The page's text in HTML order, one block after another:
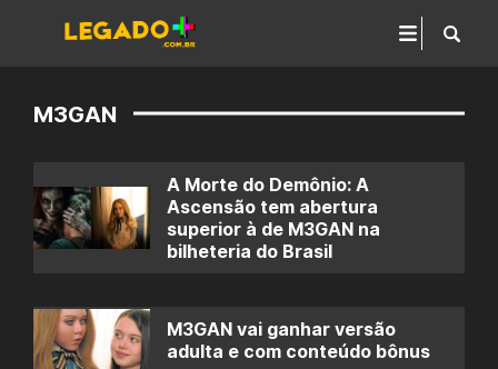
M3GAN
A Morte do Demônio: A
Ascensão tem abertura
superior à de M3GAN na
bilheteria do Brasil
M3GAN vai ganhar versão
adulta e com conteúdo bônus